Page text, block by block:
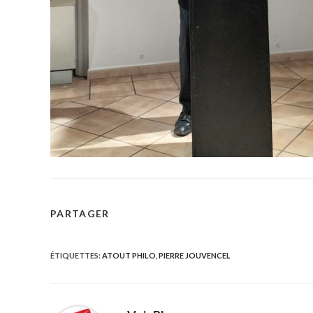
PARTAGER
ÉTIQUETTES:ATOUT PHILO PIERRE JOUVENCEL